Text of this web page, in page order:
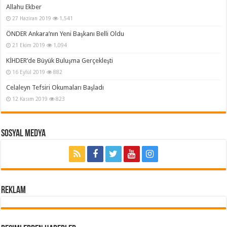
Allahu Ekber
27 Haziran 2019 1,541
ÖNDER Ankara’nın Yeni Başkanı Belli Oldu
21 Ekim 2019 1,094
KİHDER’de Büyük Buluşma Gerçekleşti
16 Eylül 2019 882
Celaleyn Tefsiri Okumaları Başladı
12 Kasım 2019 823
Sosyal Medya
REKLAM